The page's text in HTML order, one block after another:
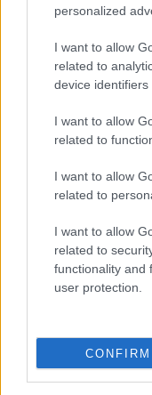
personalized
I want to allow
related to
device identifiers
I want to allow
related to
I want to allow
related to
I want to allow
related to
functionality and
user protection.
CONFIRM
PÉLDÁKKAL!
Ha közösségi
találkoztál már a
olyan közösségi
érdeklődést
közösségi